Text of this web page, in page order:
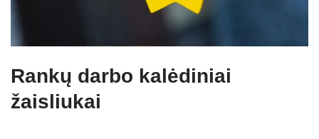
Rankų darbo kalėdiniai
žaisliukai